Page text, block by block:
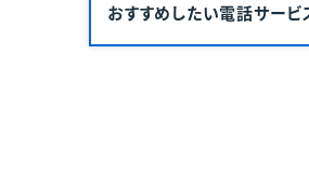
おすすめしたい電話サービ